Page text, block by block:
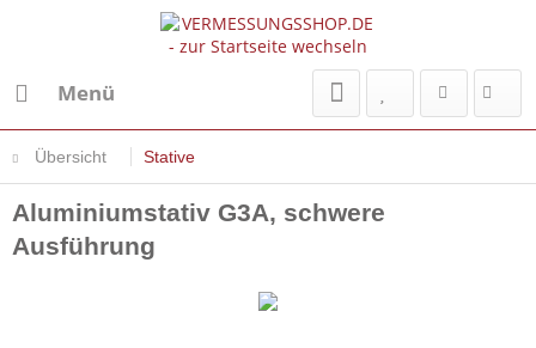
Menü
Übersicht Stative
Aluminiumstativ G3A, schwere
Ausführung